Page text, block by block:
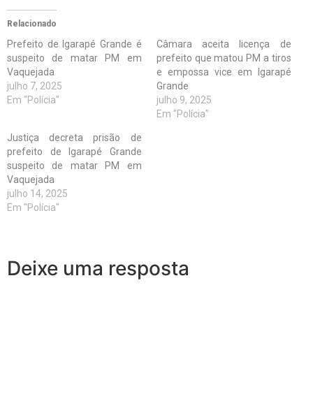
Relacionado
Prefeito de Igarapé Grande é
suspeito de matar PM em
Vaquejada
julho 7, 2025
Em "Polícia"
Câmara aceita licença de
prefeito que matou PM a tiros
e empossa vice em Igarapé
Grande
julho 9, 2025
Em "Polícia"
Justiça decreta prisão de
prefeito de Igarapé Grande
suspeito de matar PM em
Vaquejada
julho 14, 2025
Em "Polícia"
Deixe uma resposta